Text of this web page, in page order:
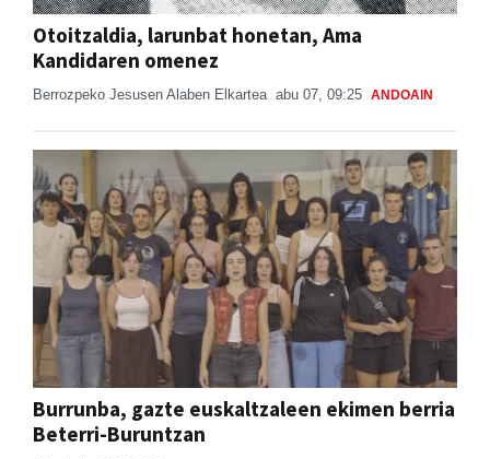
Otoitzaldia, larunbat honetan, Ama
Kandidaren omenez
Berrozpeko Jesusen Alaben Elkartea abu 07, 09:25 ANDOAIN
Burrunba, gazte euskaltzaleen ekimen berria
Beterri-Buruntzan